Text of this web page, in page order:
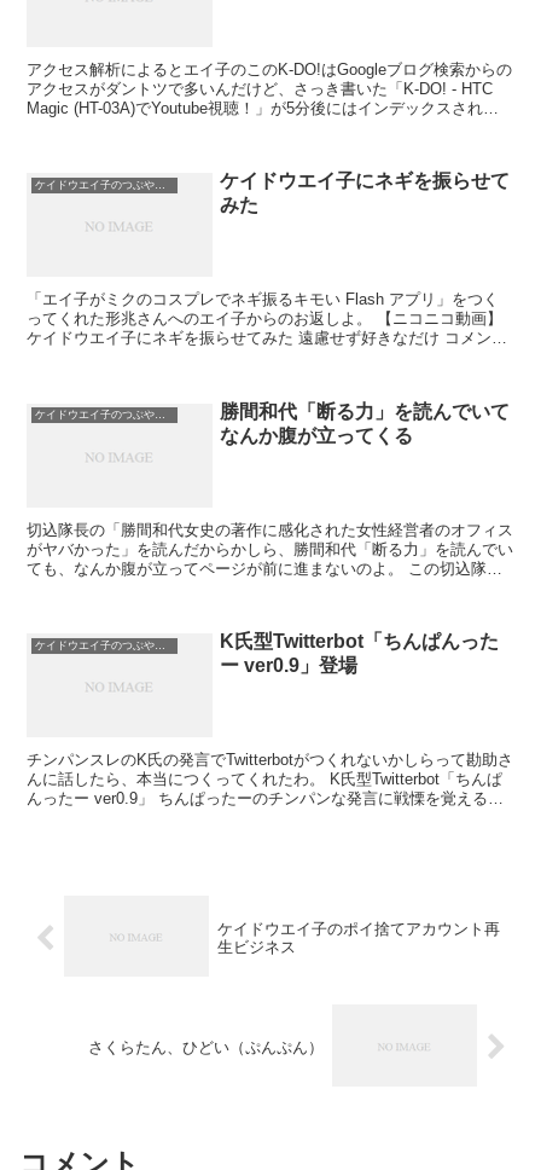
アクセス解析によるとエイ子のこのK-DO!はGoogleブログ検索からの
アクセスがダントツで多いんだけど、さっき書いた「K-DO! - HTC
Magic (HT-03A)でYoutube視聴！」が5分後にはインデックスされて
ケイドウエイ子のつぶやき日記
ケイドウエイ子にネギを振らせて
みた
「エイ子がミクのコスプレでネギ振るキモい Flash アプリ」をつく
ってくれた形兆さんへのエイ子からのお返しよ。 【ニコニコ動画】
ケイドウエイ子にネギを振らせてみた 遠慮せず好きなだけ コメント
ケイドウエイ子のつぶやき日記
勝間和代「断る力」を読んでいて
なんか腹が立ってくる
切込隊長の「勝間和代女史の著作に感化された女性経営者のオフィス
がヤバかった」を読んだからかしら、勝間和代「断る力」を読んでい
ても、なんか腹が立ってページが前に進まないのよ。 この切込隊長
ケイドウエイ子のつぶやき日記
K氏型Twitterbot「ちんぱんった
ー ver0.9」登場
チンパンスレのK氏の発言でTwitterbotがつくれないかしらって勘助さ
んに話したら、本当につくってくれたわ。 K氏型Twitterbot「ちんぱ
んったー ver0.9」 ちんぱったーのチンパンな発言に戦慄を覚えるが
ケイドウエイ子のポイ捨てアカウント再
生ビジネス
さくらたん、ひどい（ぷんぷん）
コメント